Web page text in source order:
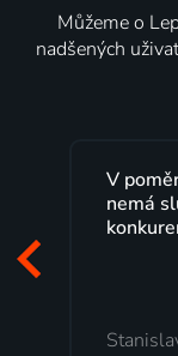
Můžeme o
nadšených
V
nemá
Stanislav